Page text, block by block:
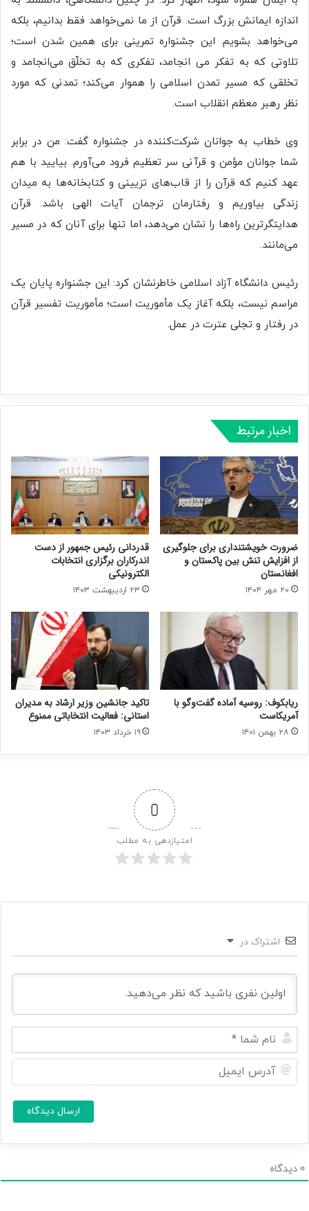
اندازه ایمانش بزرگ است. قرآن از ما نمی‌خواهد فقط بدانیم، بلکه
می‌خواهد بشویم. این جشنواره تمرینی برای همین شدن است؛
تلاوتی که به تفکر می انجامد، تفکری که به تخلّق می‌انجامد و
تخلقی که مسیر تمدن اسلامی را هموار می‌کند؛ تمدنی که مورد
نظر رهبر معظم انقلاب است.
وی خطاب به جوانان شرکت‌کننده در جشنواره گفت: من در برابر
شما جوانان مؤمن و قرآنی سر تعظیم فرود می‌آورم. بیایید با هم
عهد کنیم که قرآن را از قاب‌های تزیینی و کتابخانه‌ها به میدان
زندگی بیاوریم و رفتارمان ترجمان آیات الهی باشد. قرآن
هدایتگرترین راه‌ها را نشان می‌دهد، اما تنها برای آنان که در مسیر
می‌مانند.
رئیس دانشگاه آزاد اسلامی خاطرنشان کرد: این جشنواره پایان یک
مراسم نیست، بلکه آغاز یک مأموریت است؛ مأموریت تفسیر قرآن
در رفتار و تجلی عترت در عمل.
اخبار مرتبط
ضرورت خویشتنداری برای جلوگیری
از افزایش تنش بین پاکستان و
افغانستان
۲۰ مهر ۱۴۰۴
قدردانی رئیس جمهور از دست
اندرکاران برگزاری انتخابات
الکترونیکی
۲۳ اردیبهشت ۱۴۰۳
ریابکوف: روسیه آماده گفت‌وگو با
آمریکاست
۲۸ بهمن ۱۴۰۱
تاکید جانشین وزیر ارشاد به مدیران
استانی: فعالیت انتخاباتی ممنوع
۱۹ خرداد ۱۴۰۳
0
امتیازدهی به مطلب
اشتراک در
م
م
0 دیدگاه